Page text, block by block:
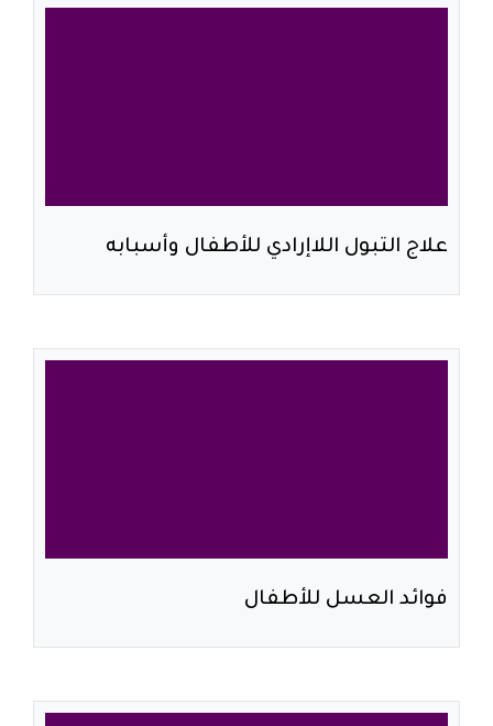
علاج التبول اللاإرادي للأطفال وأسبابه
فوائد العسل للأطفال